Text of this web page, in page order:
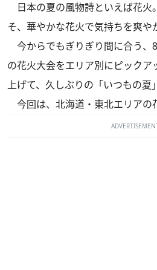
日本の夏の風物詩といえば花火
そ、華やかな花火で気持ちを爽や
今からでもぎりぎり間に合う、
の花火大会をエリア別にピック
上げて、久しぶりの「いつもの夏
今回は、北海道・東北エリアの